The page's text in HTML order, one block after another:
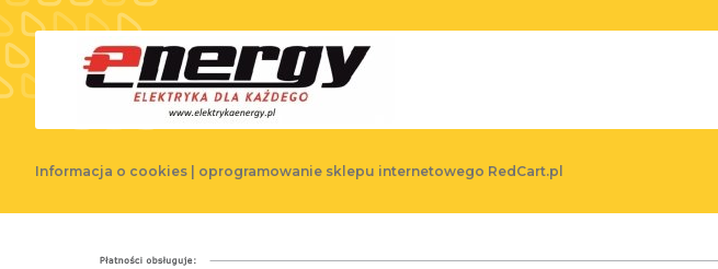
Informacja o cookies oprogramowanie sklepu internetowego RedCart.pl